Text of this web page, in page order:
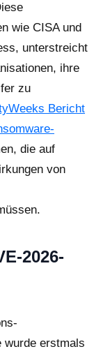
wie CISA und
unterstreicht
ihre
zu
Bericht
die auf
von
2026-
wurde erstmals